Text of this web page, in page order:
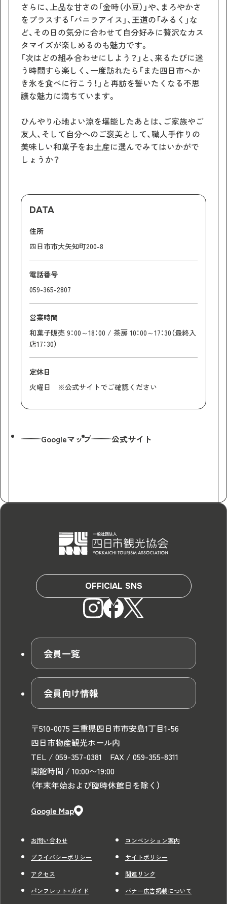
さらに、上品な甘さの「金時（小豆）」や、まろやかさ
をプラスする「バニラアイス」、王道の「みるく」な
ど、その日の気分に合わせて自分好みに贅沢なカス
タマイズが楽しめるのも魅力です。
「次はどの組み合わせにしよう？」と、来るたびに迷
う時間すら楽しく、一度訪れたら「また四日市へか
き氷を食べに行こう！」と再訪を誓いたくなる不思
議な魅力に満ちています。
ひんやり心地よい涼を堪能したあとは、ご家族やご
友人、そして自分へのご褒美として、職人手作りの
美味しい和菓子をお土産に選んでみてはいかがで
しょうか？
DATA
住所
四日市市大矢知町200-8
電話番号
059-365-2807
営業時間
和菓子販売 9：00～18：00 / 茶房 10：00～17：30（最終入
店17：30）
定休日
火曜日 ※公式サイトでご確認ください
Googleマップ 公式サイト
会員一覧
会員向け情報
〒510-0075 三重県四日市市安島1丁目1-56
四日市物産観光ホール内
TEL / 059-357-0381 FAX / 059-355-8311
開館時間 / 10:00〜19:00
（年末年始および臨時休館日を除く）
Google Map
OFFICIAL SNS
お問い合わせ
プライバシーポリシー
サイトポリシー
アクセス
関連リンク
パンフレット・ガイド
コンベンション案内
バナー広告掲載について